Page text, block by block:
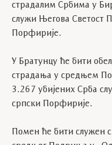
страдалим Србима у
служи Његова Светост
Порфирије.
У Братунцу ће бити
страдања у средњем
3.267 убијених Срба
српски Порфирије.
Помен ће бити служен